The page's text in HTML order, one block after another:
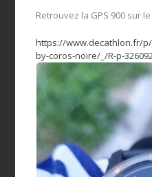
Retrouvez la GPS 900 sur
https://www.decathlon.fr/
by-coros-noire/_/R-p-